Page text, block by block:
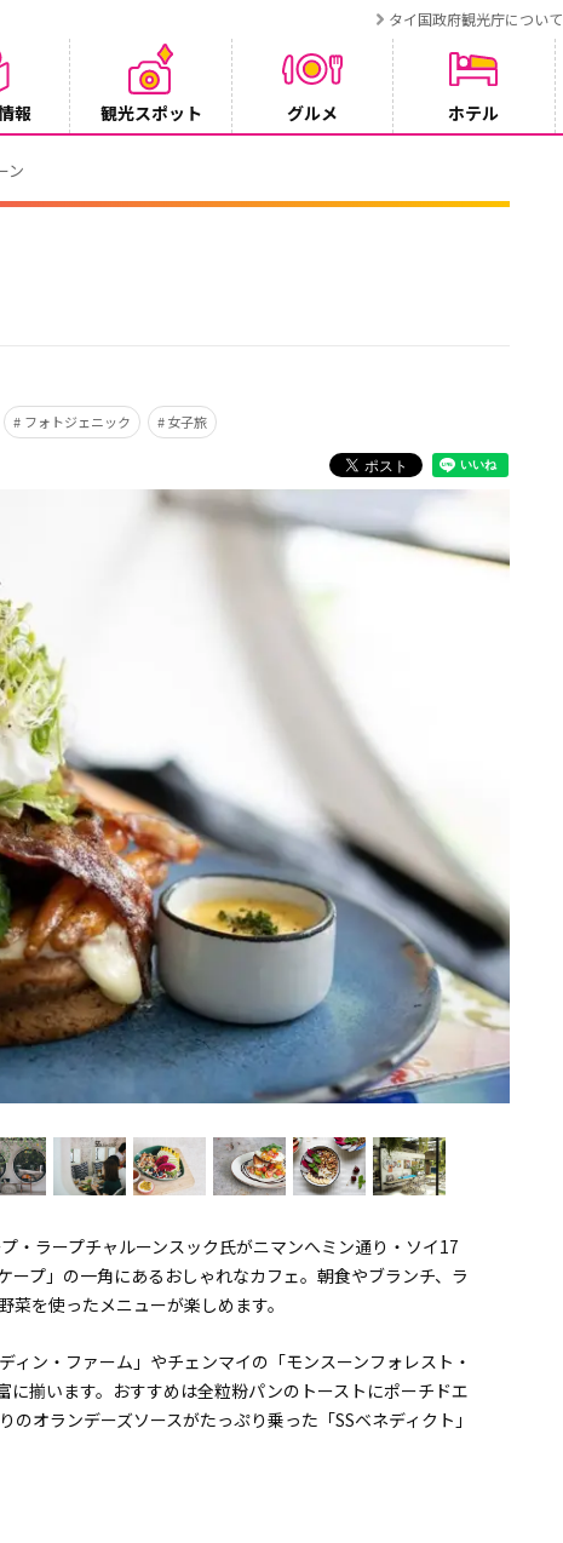
タイ国政府観光庁について
報 観光スポット グルメ ホテル
ン
フォトジェニック 女子旅
・ラープチャルーンスック氏がニマンへミン通り・ソイ17
ープ」の一角にあるおしゃれなカフェ。朝食やブランチ、ラ
を使ったメニューが楽しめます。
ン・ファーム」やチェンマイの「モンスーンフォレスト・
に揃います。おすすめは全粒粉パンのトーストにポーチドエ
オランデーズソースがたっぷり乗った「SSベネディクト」